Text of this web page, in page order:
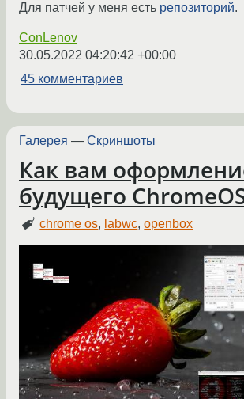
Для патчей у меня есть репозиторий.
ConLenov
30.05.2022 04:20:42 +00:00
45 комментариев
Галерея — Скриншоты
Как вам
будущего
chrome os, labwc,openbox